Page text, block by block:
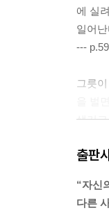
에 실
일어
--- p.59
그릇
생기
객과
--- p.97
출판
“자신
다른